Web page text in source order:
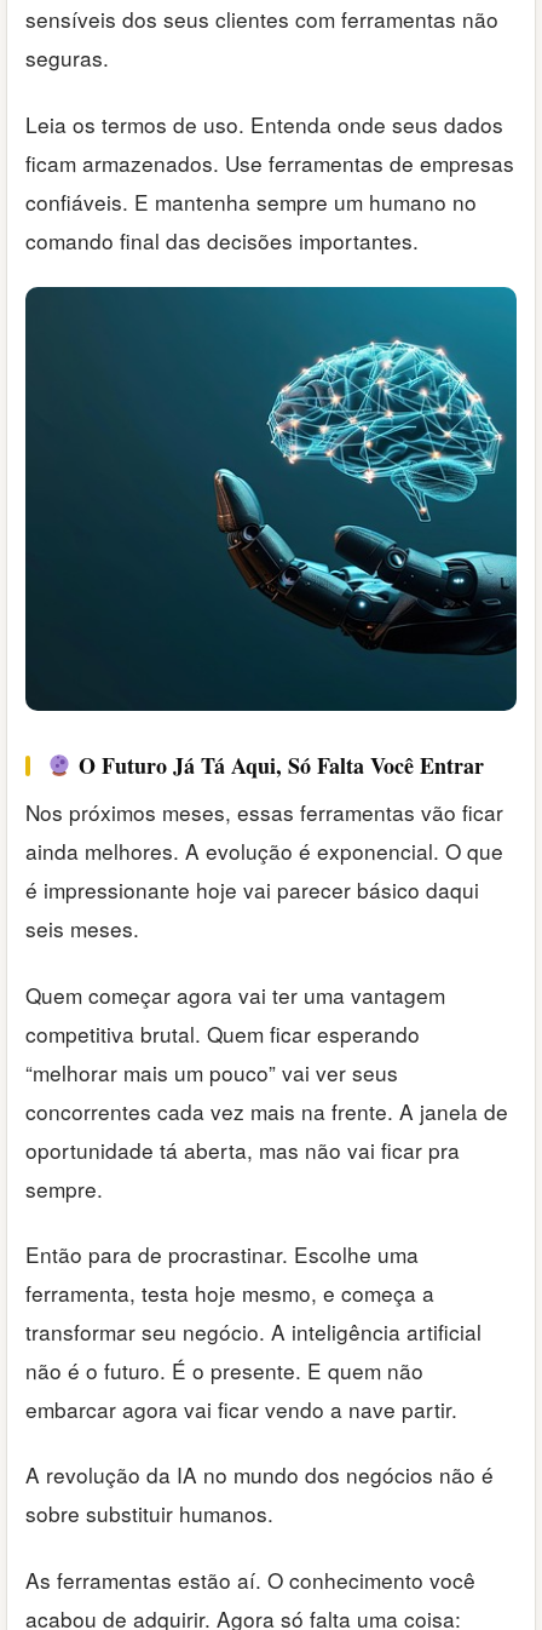
sensíveis dos seus clientes com ferramentas não
seguras.
Leia os termos de uso. Entenda onde seus dados
ficam armazenados. Use ferramentas de empresas
confiáveis. E mantenha sempre um humano no
comando final das decisões importantes.
O Futuro Já Tá Aqui, Só Falta Você Entrar
Nos próximos meses, essas ferramentas vão ficar
ainda melhores. A evolução é exponencial. O que
é impressionante hoje vai parecer básico daqui
seis meses.
Quem começar agora vai ter uma vantagem
competitiva brutal. Quem ficar esperando
“melhorar mais um pouco” vai ver seus
concorrentes cada vez mais na frente. A janela de
oportunidade tá aberta, mas não vai ficar pra
sempre.
Então para de procrastinar. Escolhe uma
ferramenta, testa hoje mesmo, e começa a
transformar seu negócio. A inteligência artificial
não é o futuro. É o presente. E quem não
embarcar agora vai ficar vendo a nave partir.
A revolução da IA no mundo dos negócios não é
sobre substituir humanos.
As ferramentas estão aí. O conhecimento você
acabou de adquirir. Agora só falta uma coisa: